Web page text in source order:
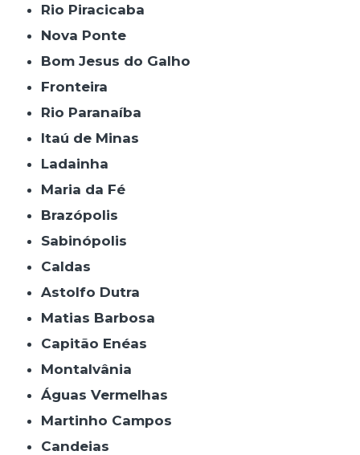
Rio Piracicaba
Nova Ponte
Bom Jesus do Galho
Fronteira
Rio Paranaíba
Itaú de Minas
Ladainha
Maria da Fé
Brazópolis
Sabinópolis
Caldas
Astolfo Dutra
Matias Barbosa
Capitão Enéas
Montalvânia
Águas Vermelhas
Martinho Campos
Candeias